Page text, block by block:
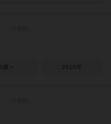
8歳～ 2010年